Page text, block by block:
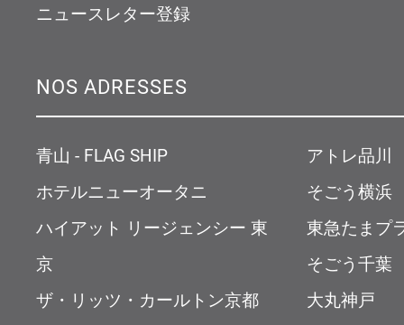
ニュースレター登録
NOS ADRESSES
青山 - FLAG SHIP
ホテルニューオータニ
ハイアット リージェンシー 東
京
ザ・リッツ・カールトン京都
アトレ品川
そごう横浜
東急たまプ
そごう千葉
大丸神戸